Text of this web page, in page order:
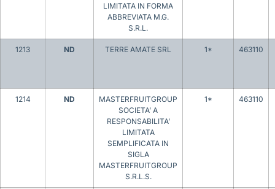
LIMITATA IN FORMA
ABBREVIATA M.G.
S.R.L.
1213 ND TERRE AMATE SRL 1* 463110
1214 ND
MASTERFRUITGROUP
SOCIETA’ A
RESPONSABILITA’
LIMITATA
SEMPLIFICATA IN
SIGLA
MASTERFRUITGROUP
S.R.L.S.
1* 463110